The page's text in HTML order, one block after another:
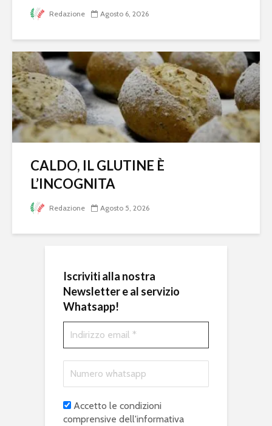
Redazione Agosto 6, 2026
CALDO, IL GLUTINE È
L’INCOGNITA
Redazione Agosto 5, 2026
Iscriviti alla nostra
Newsletter e al servizio
Whatsapp!
Accetto le condizioni
comprensive dell'informativa